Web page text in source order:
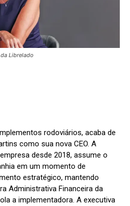
Librelado
rodoviários, acaba de
como sua nova CEO. A
desde 2018, assume o
em um momento de
estratégico, mantendo
Administrativa Financeira da
a implementadora. A executiva